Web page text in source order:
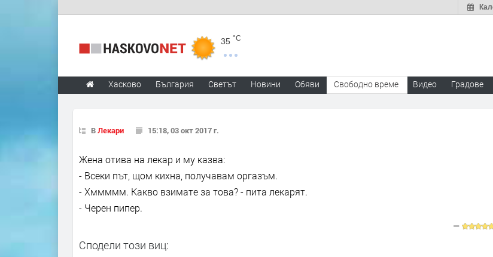
35 °C
Хасково България Светът Новини Обяви Свободно време Видео Градове
ВЛекари 15:18, 03 окт 2017 г.
Жена отива на лекар и му казва:
- Всеки път, щом кихна, получавам оргазъм.
- Хммммм. Какво взимате за това? - пита лекарят.
- Черен пипер.
Сподели този виц: